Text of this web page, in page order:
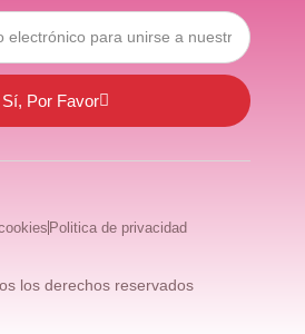
Sí, Por Favor
Politica de privacidad
los derechos reservados